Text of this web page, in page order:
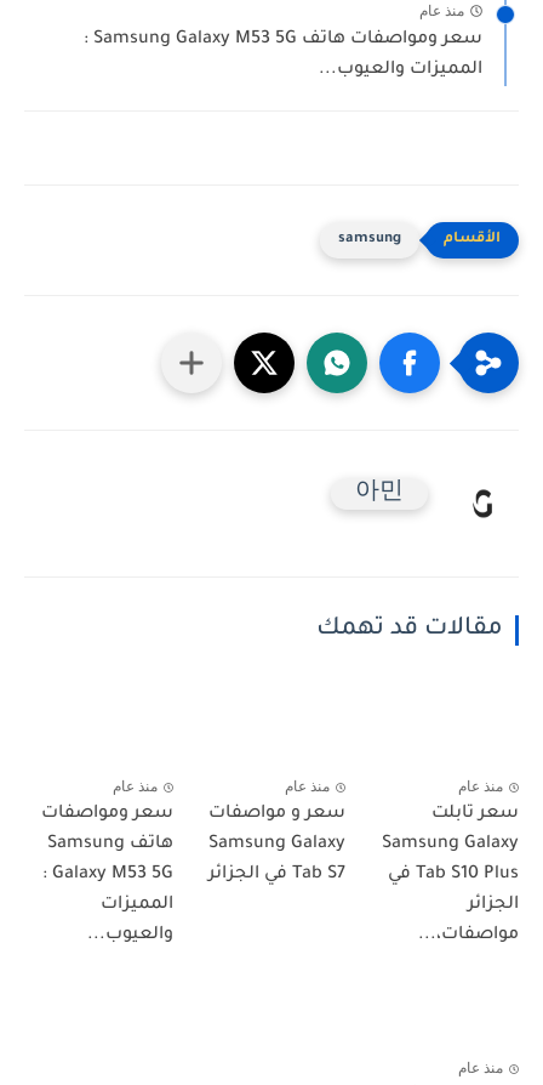
منذ عام
سعر ومواصفات هاتف Samsung Galaxy M53 5G :
المميزات والعيوب...
samsung
아민
مقالات قد تهمك
منذ عام
سعر تابلت
Samsung Galaxy
Tab S10 Plus في
الجزائر
مواصفات،...
منذ عام
سعر و مواصفات
Samsung Galaxy
Tab S7 في الجزائر
منذ عام
سعر ومواصفات
هاتف Samsung
Galaxy M53 5G :
المميزات
والعيوب...
منذ عام